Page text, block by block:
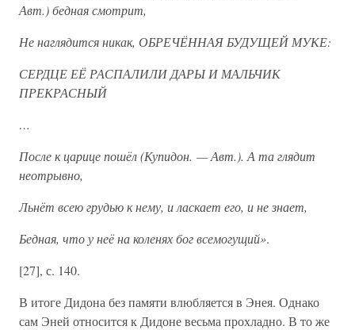
Авт.) бедная смотрит,
Не наглядится никак, ОБРЕЧЁННАЯ БУДУЩЕЙ МУКЕ:
СЕРДЦЕ ЕЁ РАСПАЛИЛИ ДАРЫ И МАЛЬЧИК
ПРЕКРАСНЫЙ
…
После к царице пошёл (Купидон. — Авт.). А та глядит
неотрывно,
Льнёт всею грудью к нему, и ласкает его, и не знает,
Бедная, что у неё на коленях бог всемогущий».
[27], с. 140.
В итоге Дидона без памяти влюбляется в Энея. Однако
сам Эней относится к Дидоне весьма прохладно. В то же